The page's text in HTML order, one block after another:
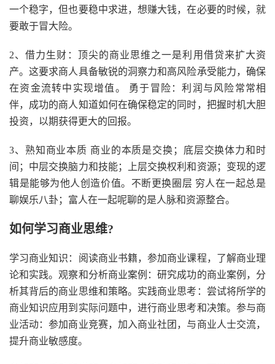
一个稳字，但也要稳中求进，想赚大钱，在必要的时候，就
要敢于冒大险。
2、借力生财：顶尖的商业思维之一是利用借贷来扩大资
产。这要求商人具备敏锐的洞察力和高风险承受能力，确保
在资金流转中实现增值。 勇于冒险：利润与风险常常相
伴，成功的商人知道如何在确保稳定的同时，把握时机大胆
投资，以期获得更大的回报。
3、熟知商业本质 商业的本质是交换；底层交换体力和时
间；中层交换脑力和技能；上层交换权利和资源；变现的逻
辑是能够为他人创造价值。不断更换圈层 穷人在一起总是
聊娱乐八卦；富人在一起呢聊的是人脉和资源整合。
如何学习商业思维?
学习商业知识：阅读商业书籍，参加商业课程，了解商业理
论和实践。观察和分析商业案例：研究成功的商业案例，分
析其背后的商业思维和策略。实践商业思考：尝试将所学的
商业知识应用到实际问题中，进行商业思考和决策。参与商
业活动：参加商业竞赛，加入商业社团，与商业人士交流，
提升商业敏感度。